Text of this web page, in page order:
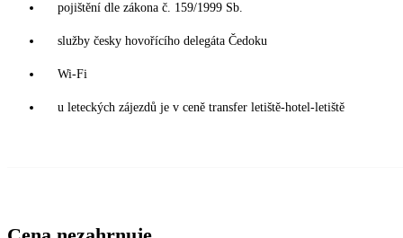
pojištění dle zákona č. 159/1999 Sb.
služby česky hovořícího delegáta Čedoku
Wi-Fi
u leteckých zájezdů je v ceně transfer letiště-hotel-letiště